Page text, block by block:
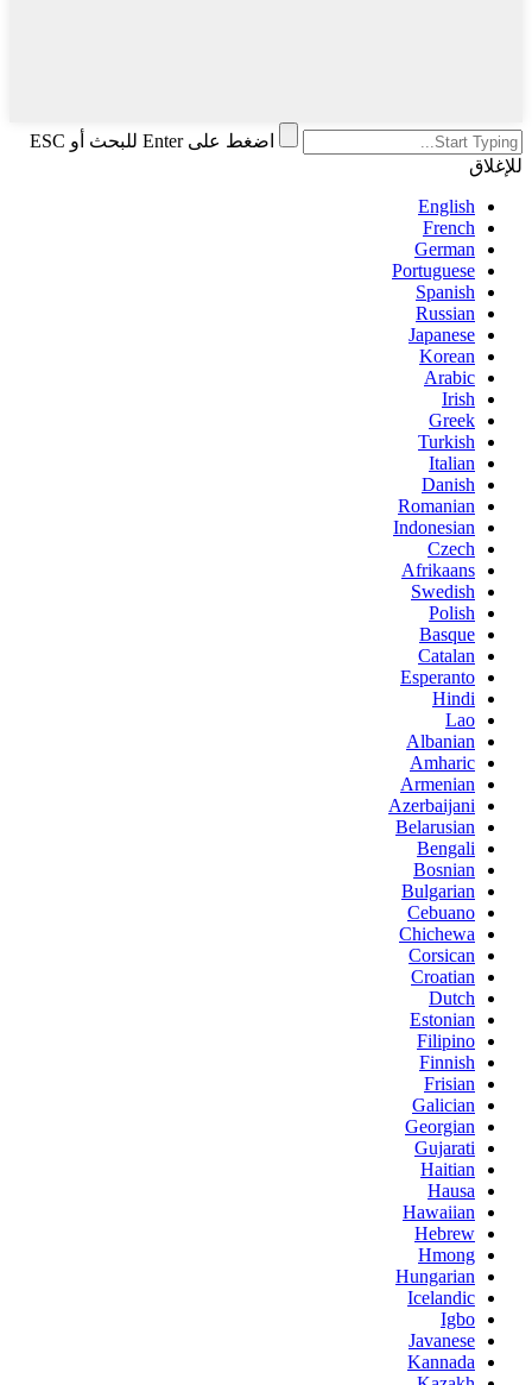
اضغط على Enter للبحث أو ESC
للإغلاق
English
French
German
Portuguese
Spanish
Russian
Japanese
Korean
Arabic
Irish
Greek
Turkish
Italian
Danish
Romanian
Indonesian
Czech
Afrikaans
Swedish
Polish
Basque
Catalan
Esperanto
Hindi
Lao
Albanian
Amharic
Armenian
Azerbaijani
Belarusian
Bengali
Bosnian
Bulgarian
Cebuano
Chichewa
Corsican
Croatian
Dutch
Estonian
Filipino
Finnish
Frisian
Galician
Georgian
Gujarati
Haitian
Hausa
Hawaiian
Hebrew
Hmong
Hungarian
Icelandic
Igbo
Javanese
Kannada